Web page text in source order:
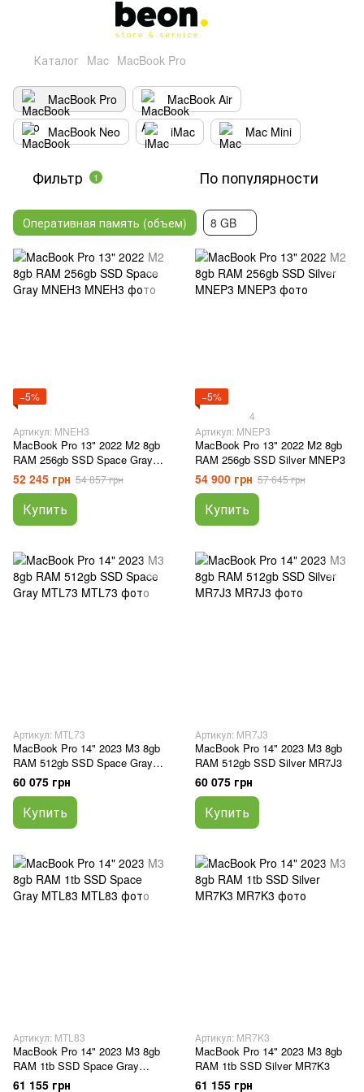
Каталог Mac MacBook Pro
MacBook Pro
MacBook Air
MacBook Neo
iMac Mac Mini
Фильтр 1 По популярности
Оперативная память (объем) 8 GB
−5%
Артикул: MNEH3
MacBook Pro 13" 2022 M2 8gb
RAM 256gb SSD Space Gray
MNEH3
52 245 грн 54 857 грн
Купить
−5%
4
Артикул: MNEP3
MacBook Pro 13" 2022 M2 8gb
RAM 256gb SSD Silver MNEP3
54 900 грн 57 645 грн
Купить
Артикул: MTL73
MacBook Pro 14" 2023 M3 8gb
RAM 512gb SSD Space Gray
MTL73
60 075 грн
Купить
Артикул: MR7J3
MacBook Pro 14" 2023 M3 8gb
RAM 512gb SSD Silver MR7J3
60 075 грн
Купить
Артикул: MTL83
MacBook Pro 14" 2023 M3 8gb
RAM 1tb SSD Space Gray
MTL83
61 155 грн
Артикул: MR7K3
MacBook Pro 14" 2023 M3 8gb
RAM 1tb SSD Silver MR7K3
61 155 грн